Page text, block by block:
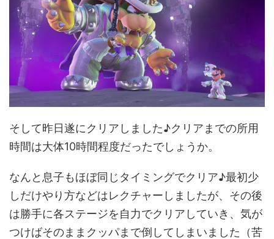
そして昨日遂にクリアしました♪クリアまでの所用
時間は大体10時間程度だったでしょうか。
なんと息子もほぼ同じタイミングでクリア♪最初少
しだけやり方などはレクチャーしましたが、その後
は勝手に各ステージを自力でクリアしていき、気が
つけばそのままクッパまで倒してしまいました（苦